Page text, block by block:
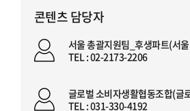
콘텐츠 담당자
서울 총괄지원팀_후생파트(서
TEL : 02-2173-2206
글로벌 소비자생활협동조합(글
TEL : 031-330-4192